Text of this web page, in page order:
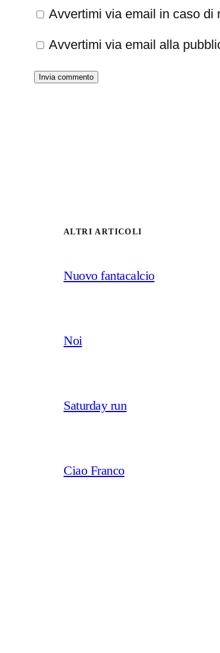
Avvertimi via email in caso di
Avvertimi via email alla
ALTRI ARTICOLI
Nuovo fantacalcio
Noi
Saturday run
Ciao Franco